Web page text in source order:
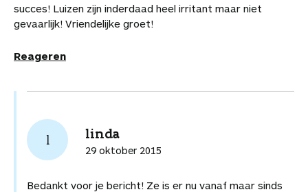
succes! Luizen zijn inderdaad heel irritant maar niet
gevaarlijk! Vriendelijke groet!
Reageren
l linda
29 oktober 2015
Bedankt voor je bericht! Ze is er nu vanaf maar sinds